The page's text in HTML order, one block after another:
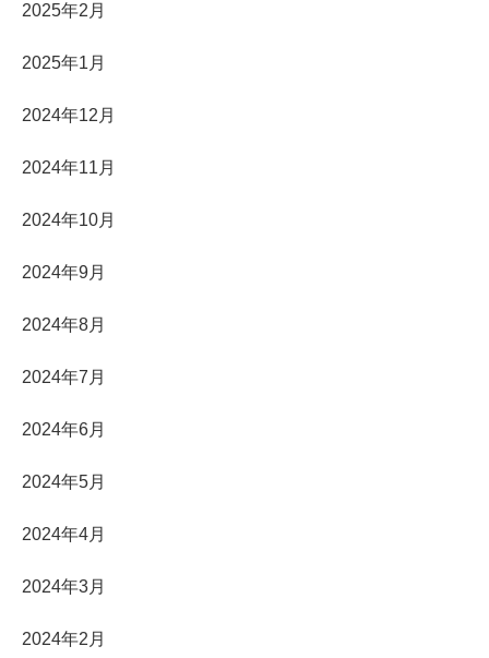
2025年2月
2025年1月
2024年12月
2024年11月
2024年10月
2024年9月
2024年8月
2024年7月
2024年6月
2024年5月
2024年4月
2024年3月
2024年2月